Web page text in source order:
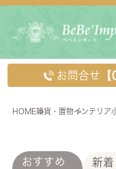
お問合せ
HOME雑貨・置物インテリア
ダストボ
おすすめ
新着